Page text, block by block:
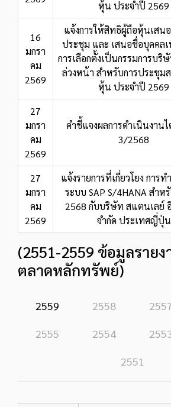
หุ้น ประจำปี 2569
16
มกรา
คม
2569
แจ้งการให้สิทธิผู้ถือหุ้นเสนอ
ประชุม และ เสนอชื่อบุคคล
การเลือกตั้งเป็นกรรมการบริ
ล่วงหน้า สำหรับการประชุม
หุ้น ประจำปี 2569
27
มกรา
คม
2569
คำชี้แจงผลการดำเนินงาน
3/2568
27
มกรา
คม
2569
แจ้งรายการที่เกี่ยวโยง การ
ระบบ SAP S/4HANA สำ
2568 กับบริษัท สแตนเลย์
จำกัด ประเทศญี่ปุ่น
(2551-2559 ข้อมูลราย
ตลาดหลักทรัพย์)
2559 2558
2555 2554
2551